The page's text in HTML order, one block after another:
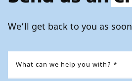
We’ll get back to you as